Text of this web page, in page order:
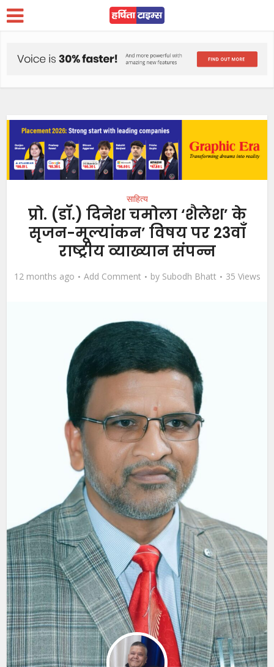
साहित्य
प्रो. (डॉ.) दिनेश चमोला ‘शैलेश’ के
सृजन-मूल्यांकन’ विषय पर 23वाँ
राष्ट्रीय व्याख्यान संपन्न
12 months ago Add Comment by Subodh Bhatt 35 Views